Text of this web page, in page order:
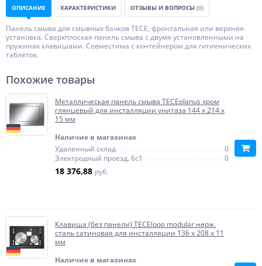
ОПИСАНИЕ ХАРАКТЕРИСТИКИ ОТЗЫВЫ И ВОПРОСЫ (0)
Панель смыва для смывных бачков TECE, фронтальная или верхняя
установка. Сверхплоская панель смыва с двумя установленными на
пружинах клавишами. Совместима с контейнером для гигиенических
таблеток.
Похожие товары
Металлическая панель смыва TECEplanus хром
глянцевый для инсталляции унитаза 144 x 214 x
15 мм
Наличие в магазинах
Удаленный склад
0
Электродный проезд, 6с1
0
18 376,88 руб.
Клавиша (без панели) TECEloop modular нерж.
сталь сатиновая для инсталляции 136 x 208 x 11
мм
Наличие в магазинах